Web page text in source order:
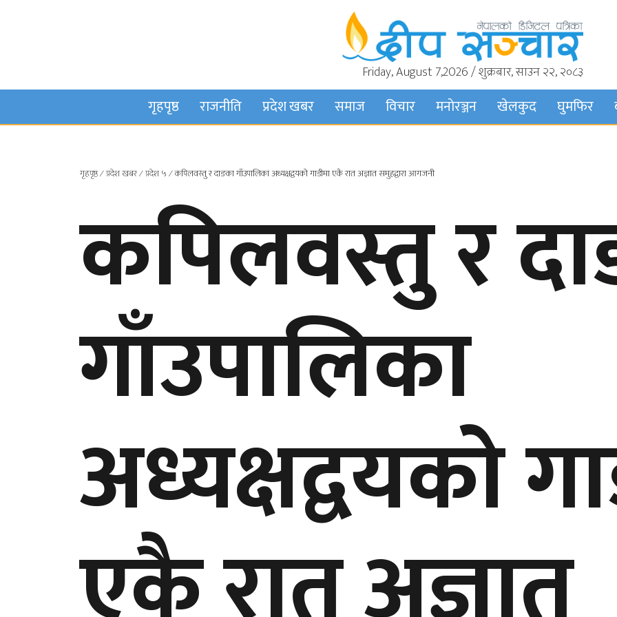
Friday, August 7,2026 / शुक्रबार, साउन २२, २०८३
गृहपृष्ठ राजनीति प्रदेश खबर समाज विचार मनाेरञ्जन खेलकुद घुमफिर
गृहपृष्ठ∕प्रदेश खबर∕प्रदेश ५∕कपिलवस्तु र दाङका गाँउपालिका अध्यक्षद्वयको गाडीमा एकै रात अज्ञात समुहद्वारा आगजनी
कपिलवस्तु र
गाँउपालिका
अध्यक्षद्वयको